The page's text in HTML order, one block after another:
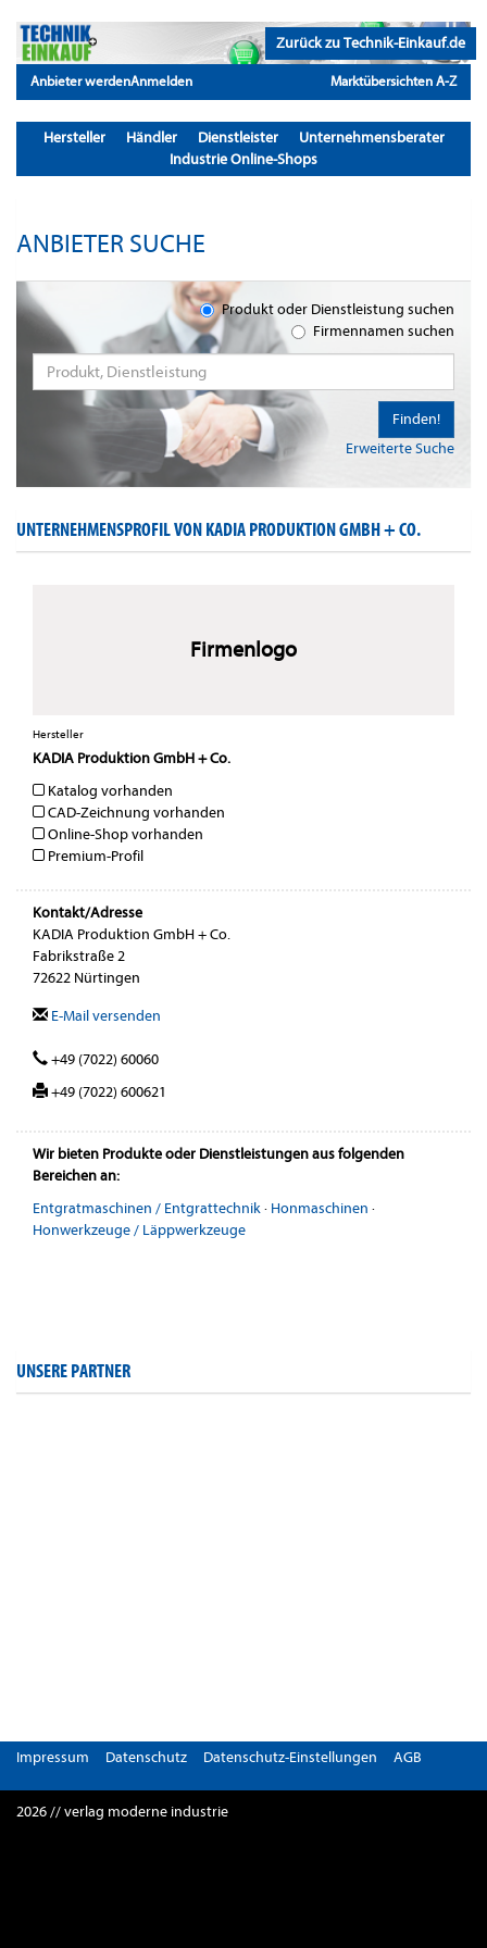
Zurück zu Technik-Einkauf.de
Anbieter werdenAnmelden Marktübersichten A-Z
Hersteller Händler Dienstleister
Unternehmensberater
Industrie Online-Shops
ANBIETER SUCHE
Produkt oder Dienstleistung suchen
Firmennamen suchen
Erweiterte Suche
Finden!
UNTERNEHMENSPROFIL VON KADIA PRODUKTION GMBH + CO.
Firmenlogo
Hersteller
KADIA Produktion GmbH + Co.
Katalog vorhanden
CAD-Zeichnung vorhanden
Online-Shop vorhanden
Premium-Profil
Kontakt/Adresse
KADIA Produktion GmbH + Co.
Fabrikstraße 2
72622 Nürtingen
E-Mail versenden
+49 (7022) 60060
+49 (7022) 600621
Wir bieten Produkte oder Dienstleistungen aus folgenden
Bereichen an:
Entgratmaschinen / Entgrattechnik· Honmaschinen ·
Honwerkzeuge / Läppwerkzeuge
UNSERE PARTNER
Impressum Datenschutz Datenschutz-Einstellungen AGB
2026 // verlag moderne industrie